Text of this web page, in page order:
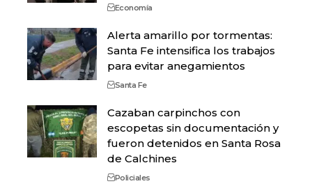
Economía
Alerta amarillo por tormentas:
Santa Fe intensifica los trabajos
para evitar anegamientos
Santa Fe
Cazaban carpinchos con
escopetas sin documentación y
fueron detenidos en Santa Rosa
de Calchines
Policiales